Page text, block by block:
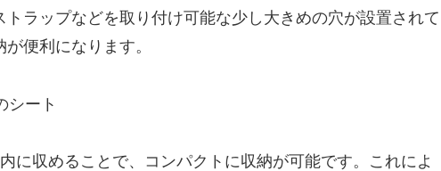
ラップなどを取り付け可能な少し大きめの穴が設置されて
便利になります。
シート
に収めることで、コンパクトに収納が可能です。これによ